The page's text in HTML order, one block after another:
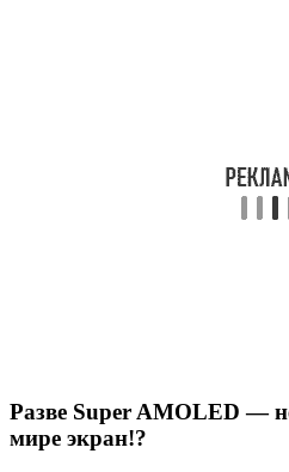
Разве Super AMOLED —
мире экран!?